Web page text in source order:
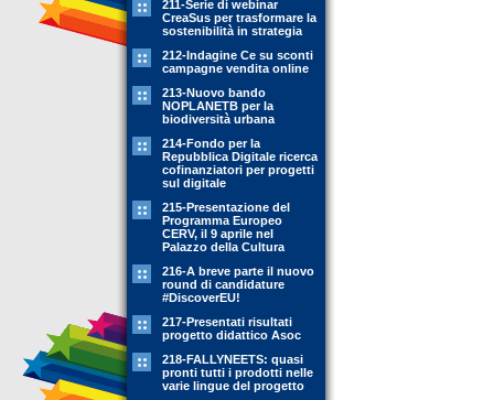
211-Serie di webinar
CreaSus per trasformare la
sostenibilità in strategia
212-Indagine Ce su sconti
campagne vendita online
213-Nuovo bando
NOPLANETB per la
biodiversità urbana
214-Fondo per la
Repubblica Digitale ricerca
cofinanziatori per progetti
sul digitale
215-Presentazione del
Programma Europeo
CERV, il 9 aprile nel
Palazzo della Cultura
216-A breve parte il nuovo
round di candidature
#DiscoverEU!
217-Presentati risultati
progetto didattico Asoc
218-FALLYNEETS: quasi
pronti tutti i prodotti nelle
varie lingue del progetto